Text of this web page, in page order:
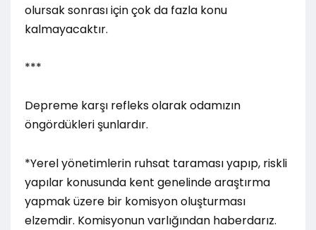
olursak sonrası için çok da fazla konu
kalmayacaktır.
***
Depreme karşı refleks olarak odamızın
öngördükleri şunlardır.
*Yerel yönetimlerin ruhsat taraması yapıp, riskli
yapılar konusunda kent genelinde araştırma
yapmak üzere bir komisyon oluşturması
elzemdir. Komisyonun varlığından haberdarız.